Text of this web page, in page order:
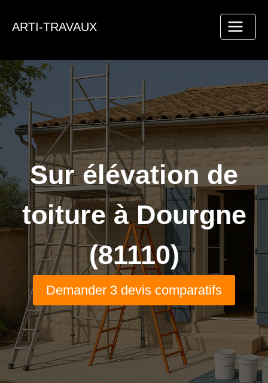
ARTI-TRAVAUX
Sur élévation de
toiture à Dourgne
(81110)
Demander 3 devis comparatifs